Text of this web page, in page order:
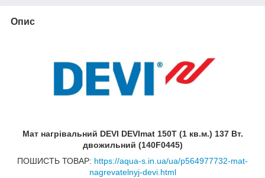
Опис
Мат нагрівальний DEVI DEVImat 150T (1 кв.м.) 137 Вт.
двожильний (140F0445)
ПОШИСТЬ ТОВАР: https://aqua-s.in.ua/ua/p564977732-mat-
nagrevatelnyj-devi.html